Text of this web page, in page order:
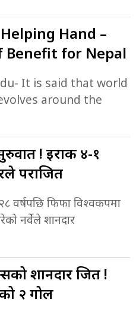
Helping Hand –
for Nepal
It is said that world
around the
! इराक ४-१
पराजित
वर्षपछि फिफा विश्वकपमा
नर्वेले शानदार
शानदार जित !
२ गोल